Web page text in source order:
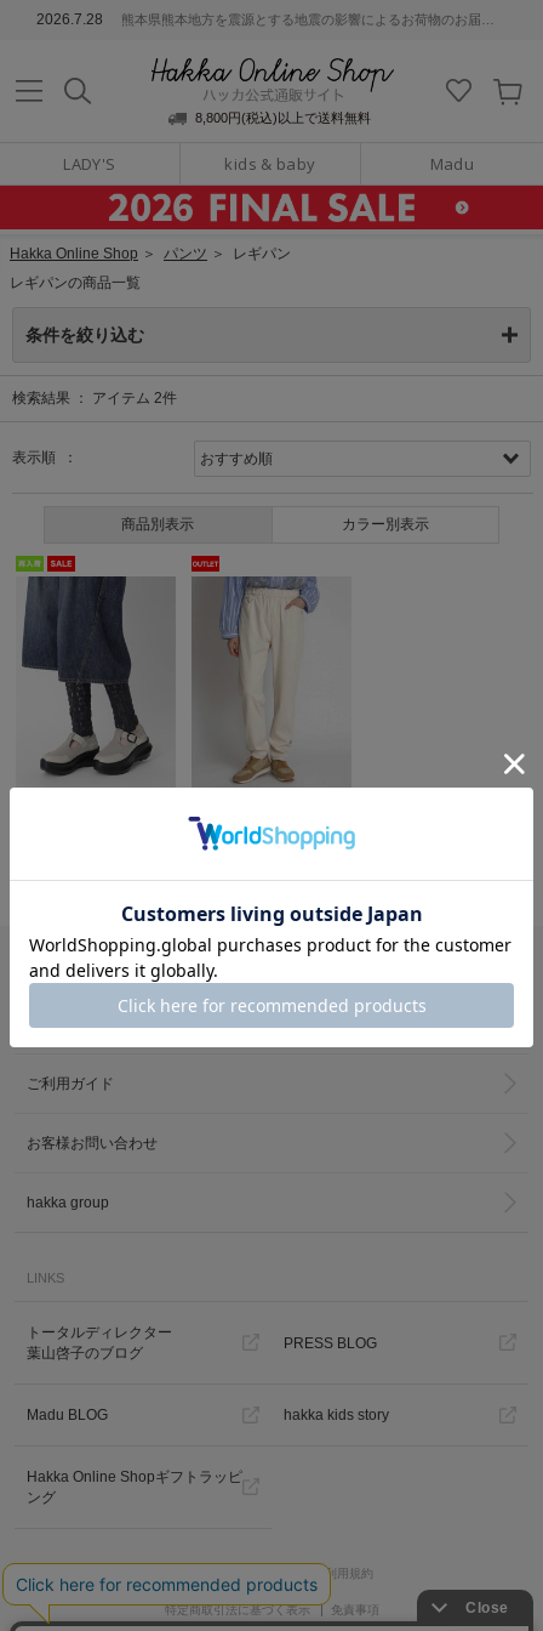
2026.7.28 熊本県熊本地方を震源とする地震の影響によるお荷物のお届けについて
8,800円(税込)以上で送料無料
LADY'S kids & baby Madu
通販サイト
Hakka Online Shop ＞ パンツ ＞
レギパン
レギパンの商品一覧
条件を絞り込む
検索結果 ： アイテム 2件
表示順 ：
商品別表示 カラー別表示
11,550円(税込)
14,300円(税込)
7,150円(税込)
ガイド・その他
メルマガ登録
ご利用ガイド
お客様お問い合わせ
hakka group
LINKS
トータルディレクター
葉山啓子のブログ
PRESS BLOG
Madu BLOG hakka kids story
Hakka Online Shopギフトラッピ
ング
ご利用規約
特定商取引法に基づく表示 免責事項